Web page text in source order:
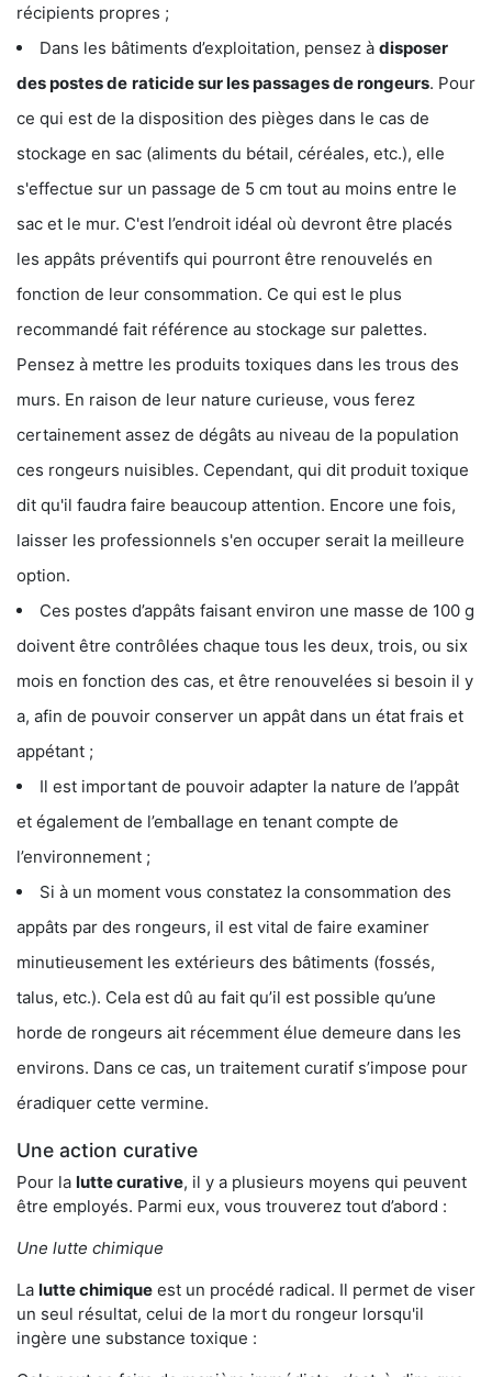
récipients propres ;
Dans les bâtiments d’exploitation, pensez à disposer
des postes de raticide sur les passages de rongeurs. Pour
ce qui est de la disposition des pièges dans le cas de
stockage en sac (aliments du bétail, céréales, etc.), elle
s'effectue sur un passage de 5 cm tout au moins entre le
sac et le mur. C'est l’endroit idéal où devront être placés
les appâts préventifs qui pourront être renouvelés en
fonction de leur consommation. Ce qui est le plus
recommandé fait référence au stockage sur palettes.
Pensez à mettre les produits toxiques dans les trous des
murs. En raison de leur nature curieuse, vous ferez
certainement assez de dégâts au niveau de la population
ces rongeurs nuisibles. Cependant, qui dit produit toxique
dit qu'il faudra faire beaucoup attention. Encore une fois,
laisser les professionnels s'en occuper serait la meilleure
option.
Ces postes d’appâts faisant environ une masse de 100 g
doivent être contrôlées chaque tous les deux, trois, ou six
mois en fonction des cas, et être renouvelées si besoin il y
a, afin de pouvoir conserver un appât dans un état frais et
appétant ;
Il est important de pouvoir adapter la nature de l’appât
et également de l’emballage en tenant compte de
l’environnement ;
Si à un moment vous constatez la consommation des
appâts par des rongeurs, il est vital de faire examiner
minutieusement les extérieurs des bâtiments (fossés,
talus, etc.). Cela est dû au fait qu’il est possible qu’une
horde de rongeurs ait récemment élue demeure dans les
environs. Dans ce cas, un traitement curatif s’impose pour
éradiquer cette vermine.
Une action curative
Pour la lutte curative, il y a plusieurs moyens qui peuvent
être employés. Parmi eux, vous trouverez tout d’abord :
Une lutte chimique
La lutte chimique est un procédé radical. Il permet de viser
un seul résultat, celui de la mort du rongeur lorsqu'il
ingère une substance toxique :